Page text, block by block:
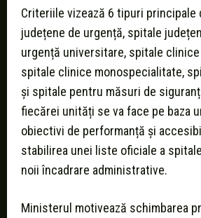
Criteriile vizează 6 tipuri principale
județene de urgență, spitale
urgență universitare, spitale
spitale clinice monospecialitate,
și spitale pentru măsuri de
fiecărei unități se va face pe baza
obiectivi de performanță și
stabilirea unei liste oficiale a
noii încadrare administrative.
Ministerul motivează schimbarea